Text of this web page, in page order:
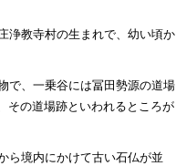
浄教寺村の生まれで、幼い頃か
で、一乗谷には冨田勢源の道場
その道場跡といわれるところが
ら境内にかけて古い石仏が並